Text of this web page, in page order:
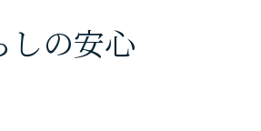
しの安心